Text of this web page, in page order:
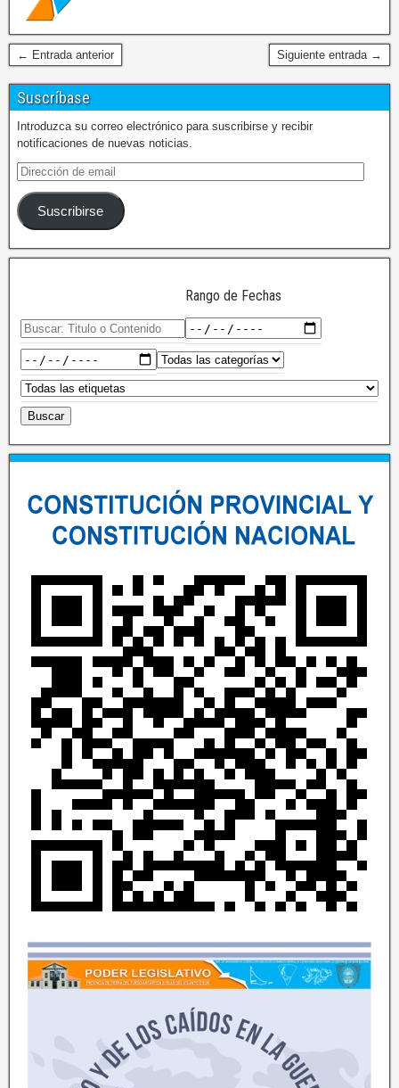
← Entrada anterior Siguiente entrada →
Suscríbase
Introduzca su correo electrónico para suscribirse y recibir
notificaciones de nuevas noticias.
Suscribirse
Rango de Fechas